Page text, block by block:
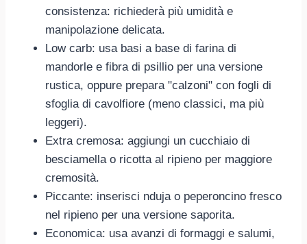
consistenza: richiederà più umidità e
manipolazione delicata.
Low carb: usa basi a base di farina di
mandorle e fibra di psillio per una versione
rustica, oppure prepara "calzoni" con fogli di
sfoglia di cavolfiore (meno classici, ma più
leggeri).
Extra cremosa: aggiungi un cucchiaio di
besciamella o ricotta al ripieno per maggiore
cremosità.
Piccante: inserisci nduja o peperoncino fresco
nel ripieno per una versione saporita.
Economica: usa avanzi di formaggi e salumi,